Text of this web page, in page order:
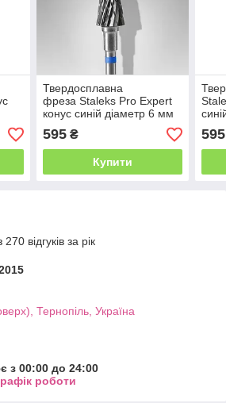
Твердосплавна
фреза Staleks Pro Expert
конус синій діаметр 6 мм
595₴
Купити
595
відгуків за рік
Тернопіль, Україна
з 00:00 до 24:00
роботи